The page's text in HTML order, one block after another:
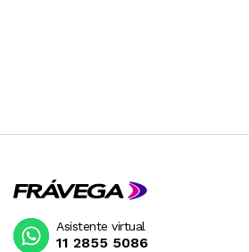
Asistente virtual
11 2855 5086